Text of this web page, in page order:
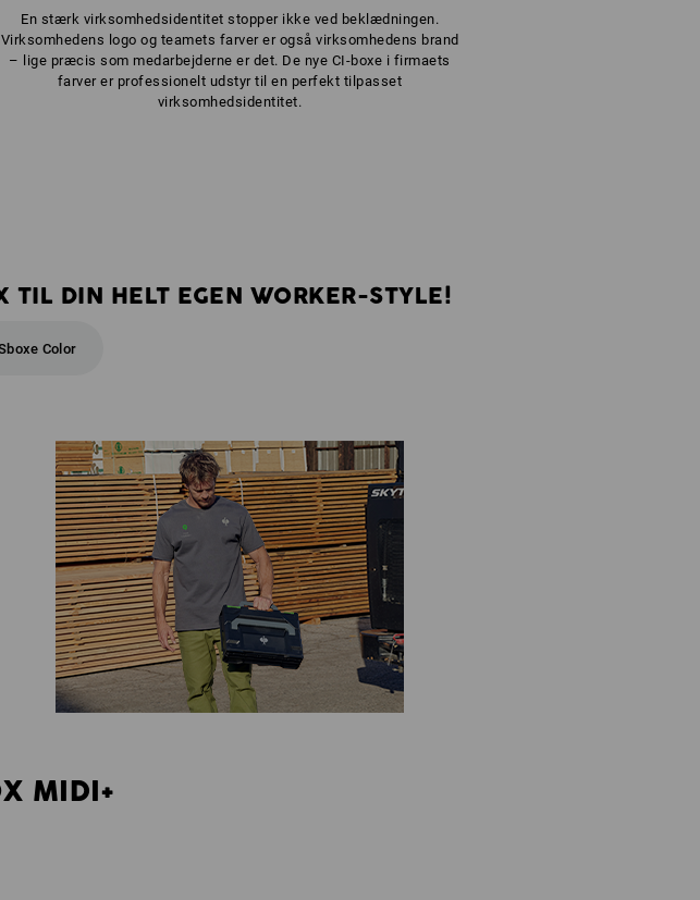
En stærk virksomhedsidentitet stopper ikke ved beklædningen.
Virksomhedens logo og teamets farver er også virksomhedens brand
– lige præcis som medarbejderne er det. De nye CI-boxe i firmaets
farver er professionelt udstyr til en perfekt tilpasset
virksomhedsidentitet.
TIL DIN HELT EGEN WORKER-STYLE!
Color
MIDI+